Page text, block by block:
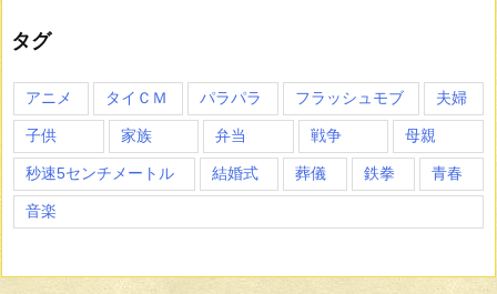
タグ
アニメ タイＣＭ パラパラ フラッシュモブ 夫婦
子供 家族 弁当 戦争 母親
秒速5センチメートル 結婚式 葬儀 鉄拳 青春
音楽